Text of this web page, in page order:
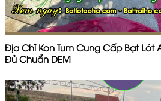
Địa Chỉ Kon Tum Cung Cấp Bạt Lót
Đủ Chuẩn DEM